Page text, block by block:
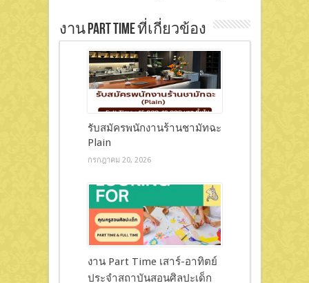
งาน Part Time ที่เกี่ยวข้อง
รับสมัครพนักงานร้านชามัทฉะ
Plain
กรกฎาคม 20, 2026
งาน Part Time เสาร์-อาทิตย์
ประจำสถาบันสอนศิลปะเด็ก